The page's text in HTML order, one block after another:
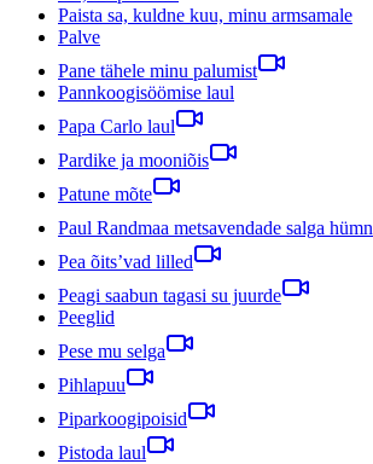
Paista sa, kuldne kuu, minu armsamale
Palve
Pane tähele minu palumist
Pannkoogisöömise laul
Papa Carlo laul
Pardike ja mooniõis
Patune mõte
Paul Randmaa metsavendade salga hümn
Pea õits’vad lilled
Peagi saabun tagasi su juurde
Peeglid
Pese mu selga
Pihlapuu
Piparkoogipoisid
Pistoda laul